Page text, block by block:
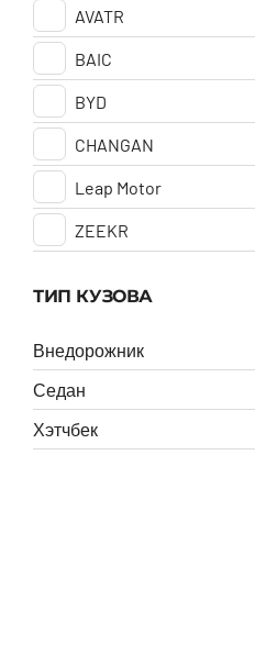
AVATR
BAIC
BYD
CHANGAN
Leap Motor
ZEEKR
ТИП КУЗОВА
Внедорожник
Седан
Хэтчбек